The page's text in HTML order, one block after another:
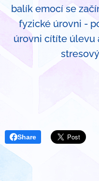
balík emocí se
fyzické úrovni -
úrovni cítíte úlevu
Share